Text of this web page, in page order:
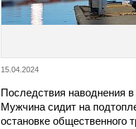
15.04.2024
Последствия наводнения в
Мужчина сидит на
остановке общественного